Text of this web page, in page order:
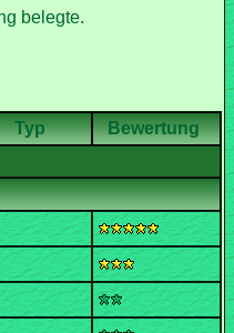
belegte.
Typ
Bewertung